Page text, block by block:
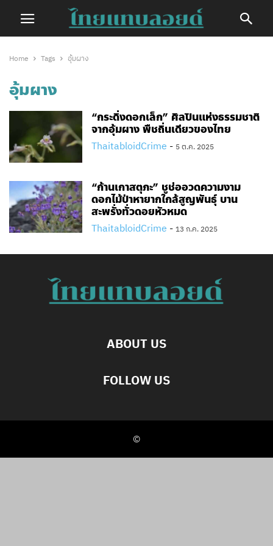
Home Tags อุ้มผาง
อุ้มผาง
“กระดิ่งดอกเล็ก” ศิลปินแห่งธรรมชาติ
จากอุ้มผาง พืชถิ่นเดียวของไทย
ThaitabloidCrime - 5 ต.ค. 2025
“ก้านเกาสตุภะ” ชูช่ออวดความงาม
ดอกไม้ป่าหายากใกล้สูญพันธุ์ บาน
สะพรั่งทั่วดอยหัวหมด
ThaitabloidCrime - 13 ก.ค. 2025
ABOUT US
FOLLOW US
©